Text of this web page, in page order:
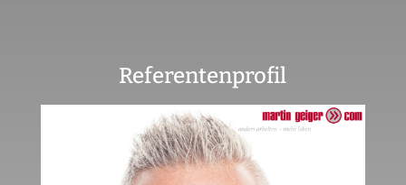
Referentenprofil